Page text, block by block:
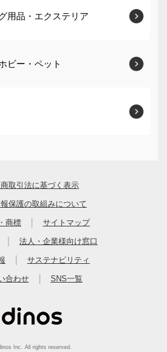
用品・エクステリア
ビー・ペット
取引法に基づく表示
保護の取組みについて
商標 サイトマップ
法人・企業様向け窓口
サステナビリティ
合わせ SNS一覧
Inc. All rights reserved.